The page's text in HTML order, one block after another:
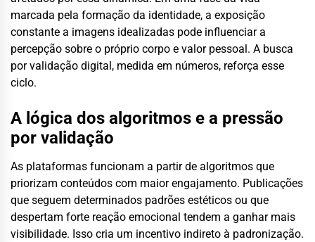
marcada pela formação da identidade, a exposição
constante a imagens idealizadas pode influenciar a
percepção sobre o próprio corpo e valor pessoal. A busca
por validação digital, medida em números, reforça esse
ciclo.
A lógica dos algoritmos e a pressão
por validação
As plataformas funcionam a partir de algoritmos que
priorizam conteúdos com maior engajamento. Publicações
que seguem determinados padrões estéticos ou que
despertam forte reação emocional tendem a ganhar mais
visibilidade. Isso cria um incentivo indireto à padronização.